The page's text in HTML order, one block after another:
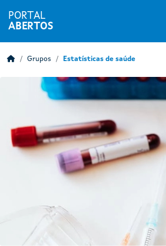
PORTAL
ABERTOS
Grupos Estatísticas de saúde